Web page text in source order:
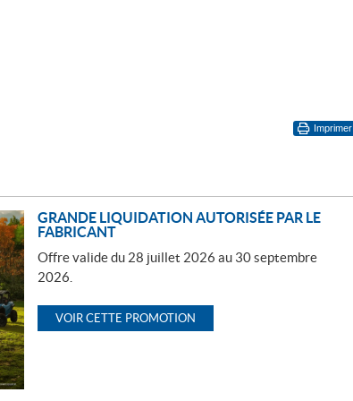
Imprimer
GRANDE LIQUIDATION AUTORISÉE PAR LE
FABRICANT
Offre valide du 28 juillet 2026 au 30 septembre
2026.
VOIR CETTE PROMOTION